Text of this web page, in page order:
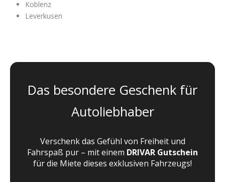
Koblenz
Leverkusen
Das besondere Geschenk für
Autoliebhaber
Verschenk das Gefühl von Freiheit und
Fahrspaß pur – mit einem DRIVAR Gutschein
für die Miete dieses exklusiven Fahrzeugs!